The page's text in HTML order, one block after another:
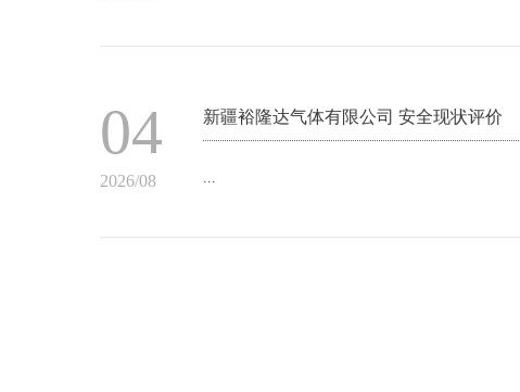
04
2026/08
新疆裕隆达气体有限公司 安全现状评价